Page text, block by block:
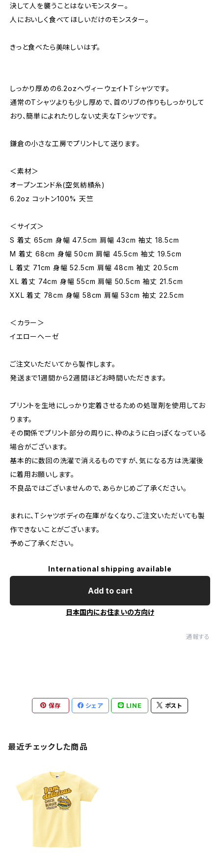
決して人を襲うことはないモンスター。
人においしく食べてほしいだけのモンスター。
きっと食べたら美味しいはず。
しっかり厚めの6.2ozヘヴィーウェイトTシャツです。
通常のTシャツよりも少し厚めで、首のリブの作りもしっかりして
おり、簡単によれたりしない丈夫なTシャツです。
鎌倉の小さな工房でプリントして送ります。
＜素材＞
オープンエンド糸(空気紡績糸)
6.2oz コットン100% 天竺
＜サイズ＞
S 着丈 65cm 身幅 47.5cm 肩幅 43cm 袖丈 18.5cm
M 着丈 68cm 身幅 50cm 肩幅 45.5cm 袖丈 19.5cm
L 着丈 71cm 身幅 52.5cm 肩幅 48cm 袖丈 20.5cm
XL 着丈 74cm 身幅 55cm 肩幅 50.5cm 袖丈 21.5cm
XXL 着丈 78cm 身幅 58cm 肩幅 53cm 袖丈 22.5cm
＜カラー＞
イエローヘーゼ
ご注文いただいてから製作します。
発送まで1週間から2週間ほどお時間いただきます。
プリントを生地にしっかり定着させるための処理剤を使用してお
ります。
その関係でプリント部分の周りに、枠のように白っぽくなっている
場合がございます。
基本的に数回の洗濯で消えるものですが、気になる方は洗濯後
に着用お願いします。
不良品ではございませんので、あらかじめご了承ください。
まれに、Tシャツボディの在庫がなくなり、ご注文いただいても製
作できないことがございます。
予めご了承ください。
International shipping available
Add to cart
日本国内にお住まいの方向け
通報する
保存 シェア LINE ポスト
最近チェックした商品